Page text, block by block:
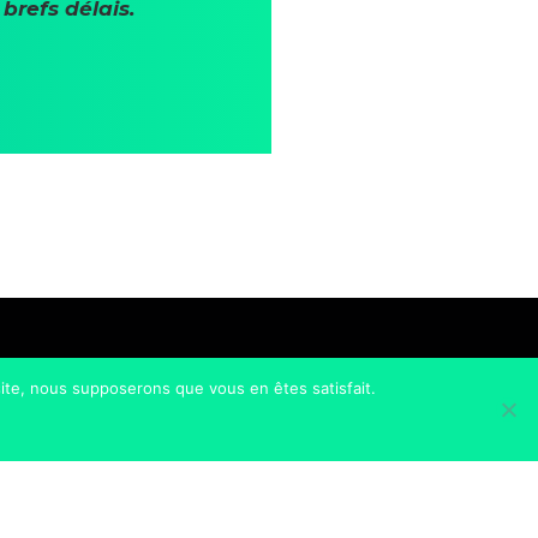
délais.
Métiers
Contact
nous supposerons que vous en êtes satisfait.